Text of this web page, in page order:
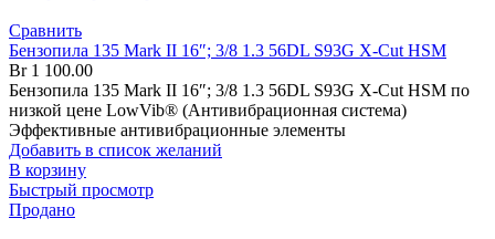
Сравнить
Бензопила 135 Mark II 16″; 3/8 1.3 56DL S93G X-Cut HSM
Br1 100.00
Бензопила 135 Mark II 16″; 3/8 1.3 56DL S93G X-Cut HSM по
низкой цене LowVib® (Антивибрационная система)
Эффективные антивибрационные элементы
Добавить в список желаний
В корзину
Быстрый просмотр
Продано